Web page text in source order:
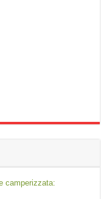
camperizzata: